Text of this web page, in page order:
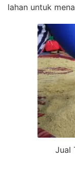
lahan untuk
Jual